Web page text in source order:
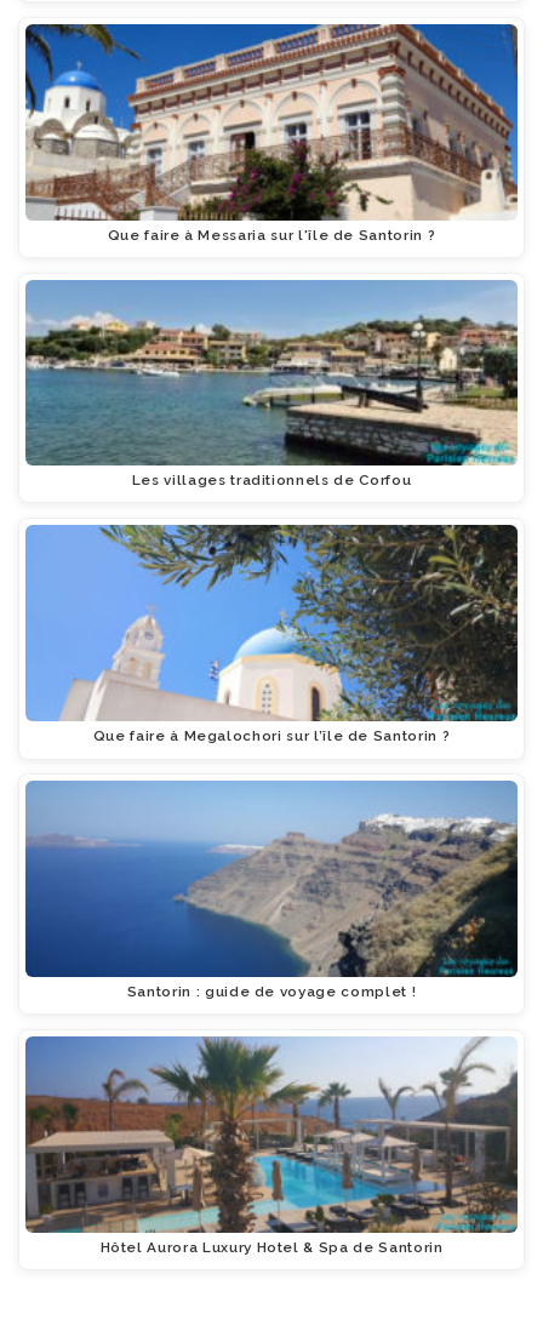
Que faire à Messaria sur l'île de Santorin ?
Les villages traditionnels de Corfou
Que faire à Megalochori sur l’île de Santorin ?
Santorin : guide de voyage complet !
Hôtel Aurora Luxury Hotel & Spa de Santorin